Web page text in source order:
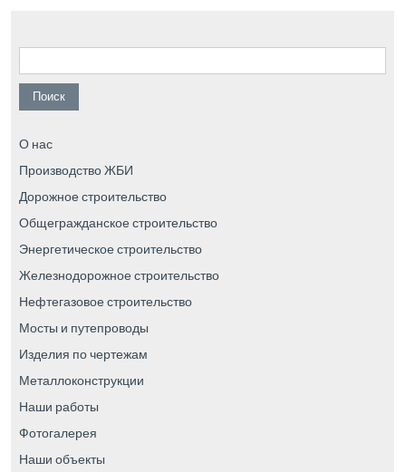
Найти:
О нас
Производство ЖБИ
Дорожное строительство
Общегражданское строительство
Энергетическое строительство
Железнодорожное строительство
Нефтегазовое строительство
Мосты и путепроводы
Изделия по чертежам
Металлоконструкции
Наши работы
Фотогалерея
Наши объекты